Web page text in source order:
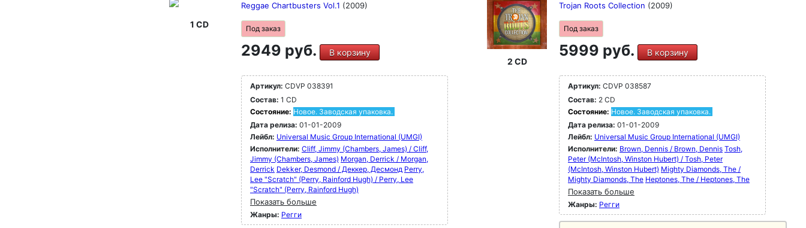
1 CD
Reggae Chartbusters Vol.1 (2009)
Под заказ
2949 руб. В корзину
Артикул: CDVP 038391
Состав: 1 CD
Состояние: Новое. Заводская упаковка.
Дата релиза: 01-01-2009
Лейбл: Universal Music Group International (UMGI)
Исполнители: Cliff, Jimmy (Chambers, James) / Cliff,
Jimmy (Chambers, James) Morgan, Derrick / Morgan,
Derrick Dekker, Desmond / Деккер, Десмонд Perry,
Lee "Scratch" (Perry, Rainford Hugh) / Perry, Lee
"Scratch" (Perry, Rainford Hugh)
Показать больше
Жанры: Регги
2 CD
Trojan Roots Collection (2009)
Под заказ
5999 руб. В корзину
Артикул: CDVP 038587
Состав: 2 CD
Состояние: Новое. Заводская упаковка.
Дата релиза: 01-01-2009
Лейбл: Universal Music Group International (UMGI)
Исполнители: Brown, Dennis / Brown, Dennis Tosh,
Peter (McIntosh, Winston Hubert) / Tosh, Peter
(McIntosh, Winston Hubert) Mighty Diamonds, The /
Mighty Diamonds, The Heptones, The / Heptones, The
Показать больше
Жанры: Регги